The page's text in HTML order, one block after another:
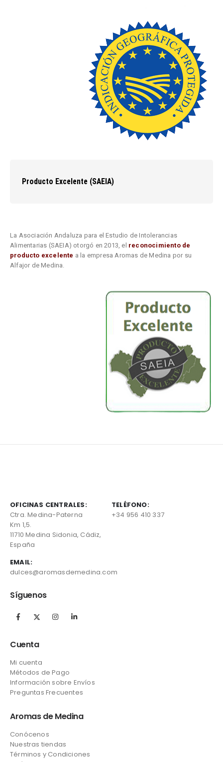
Producto Excelente (SAEIA)
La Asociación Andaluza para el Estudio de Intolerancias
Alimentarias (SAEIA) otorgó en 2013, el reconocimiento de
producto excelente a la empresa Aromas de Medina por su
Alfajor de Medina.
OFICINAS CENTRALES:
Ctra. Medina-Paterna
Km 1,5.
11710 Medina Sidonia, Cádiz,
España
TELÉFONO:
+34 956 410 337
EMAIL:
dulces@aromasdemedina.com
Síguenos
Cuenta
Mi cuenta
Métodos de Pago
Información sobre Envíos
Preguntas Frecuentes
Aromas de Medina
Conócenos
Nuestras tiendas
Términos y Condiciones